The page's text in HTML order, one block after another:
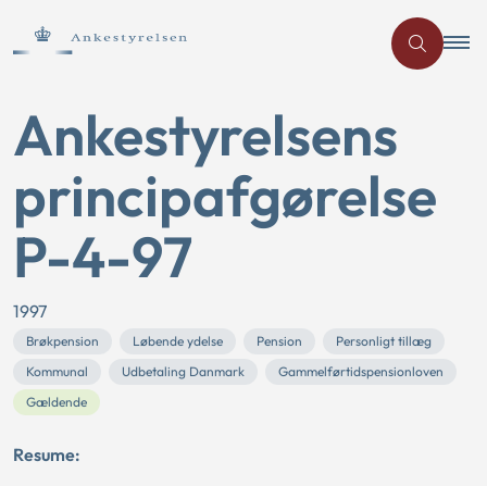
Ankestyrelsens
principafgørelse
P-4-97
1997
Brøkpension Løbende ydelse Pension
Personligt tillæg
Kommunal
Udbetaling Danmark
Gammelførtidspensionloven
Gældende
Resume: